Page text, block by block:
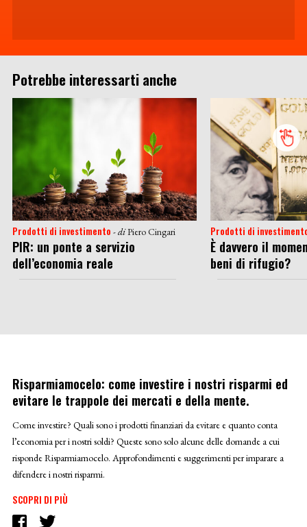
Potrebbe interessarti anche
Prodotti di investimento - diPiero Cingari
PIR: un ponte a servizio
dell’economia reale
Prodotti di
È davvero il
beni di rifugio?
Risparmiamocelo: come investire i nostri risparmi ed
evitare le trappole dei mercati e della mente.
Come investire? Quali sono i prodotti finanziari da evitare e quanto conta
l’economia per i nostri soldi? Queste sono solo alcune delle domande a cui
risponde Risparmiamocelo. Approfondimenti e suggerimenti per imparare a
difendere i nostri risparmi.
SCOPRI DI PIÙ